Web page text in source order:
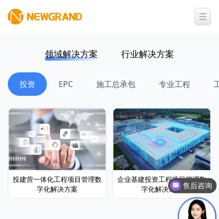
领域解决方案 行业解决方案
投资 EPC 施工总承包 专业工程
投建营一体化工程项目管理数
字化解决方案
企业基建投资工程项目管理数
字化解决方案 售后咨询